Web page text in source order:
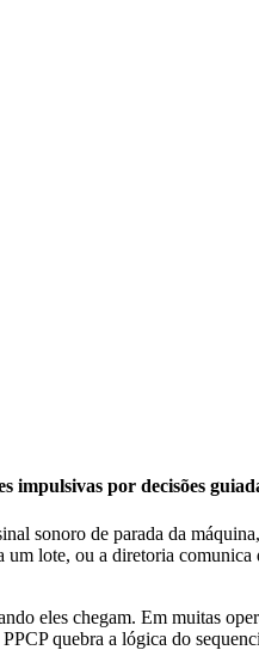
por decisões
sonoro de parada da
lote, ou a diretoria
eles chegam. Em muitas
quebra a lógica do